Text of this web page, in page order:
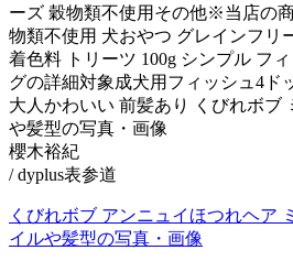
ーズ 穀物類不使用その他※当店の
物類不使用 犬おやつ グレインフリ
着色料 トリーツ 100g シンプル フ
グの詳細対象成犬用フィッシュ4ド
大人かわいい 前髪あり くびれボブ
や髪型の写真・画像
櫻木裕紀
/ dyplus表参道
くびれボブ アンニュイほつれヘア
イルや髪型の写真・画像